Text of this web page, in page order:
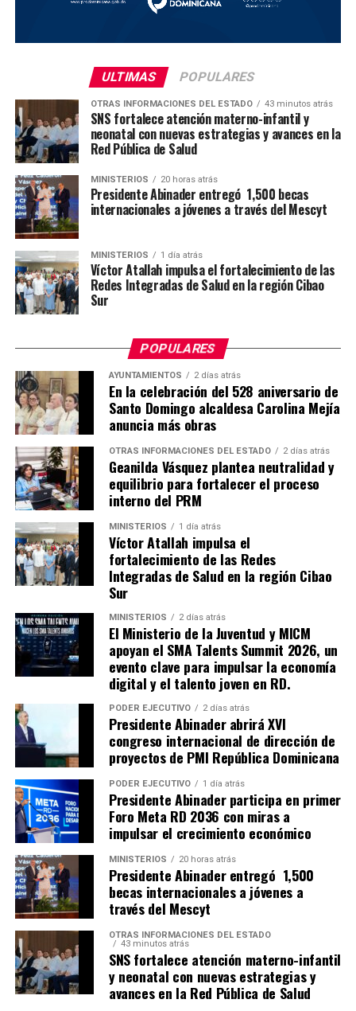
ULTIMAS POPULARES
OTRAS INFORMACIONES DEL ESTADO 43 minutos atrás
SNS fortalece atención materno-infantil y
neonatal con nuevas estrategias y avances en la
Red Pública de Salud
MINISTERIOS 20 horas atrás
Presidente Abinader entregó 1,500 becas
internacionales a jóvenes a través del Mescyt
MINISTERIOS 1 día atrás
Víctor Atallah impulsa el fortalecimiento de las
Redes Integradas de Salud en la región Cibao
Sur
POPULARES
AYUNTAMIENTOS 2 días atrás
En la celebración del 528 aniversario de
Santo Domingo alcaldesa Carolina Mejía
anuncia más obras
OTRAS INFORMACIONES DEL ESTADO 2 días atrás
Geanilda Vásquez plantea neutralidad y
equilibrio para fortalecer el proceso
interno del PRM
MINISTERIOS 1 día atrás
Víctor Atallah impulsa el
fortalecimiento de las Redes
Integradas de Salud en la región Cibao
Sur
MINISTERIOS 2 días atrás
El Ministerio de la Juventud y MICM
apoyan el SMA Talents Summit 2026, un
evento clave para impulsar la economía
digital y el talento joven en RD.
PODER EJECUTIVO 2 días atrás
Presidente Abinader abrirá XVI
congreso internacional de dirección de
proyectos de PMI República Dominicana
PODER EJECUTIVO 1 día atrás
Presidente Abinader participa en primer
Foro Meta RD 2036 con miras a
impulsar el crecimiento económico
MINISTERIOS 20 horas atrás
Presidente Abinader entregó 1,500
becas internacionales a jóvenes a
través del Mescyt
OTRAS INFORMACIONES DEL ESTADO
43 minutos atrás
SNS fortalece atención materno-infantil
y neonatal con nuevas estrategias y
avances en la Red Pública de Salud